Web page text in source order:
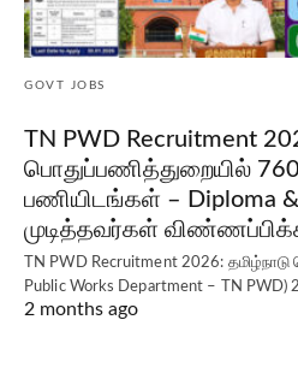
GOVT JOBS
TN PWD Recruitment
பொதுப்பணித்துறையில்
பணியிடங்கள் – Diploma
முடித்தவர்கள்
TN PWD Recruitment 2026:
Public Works Department – TN
2 months ago